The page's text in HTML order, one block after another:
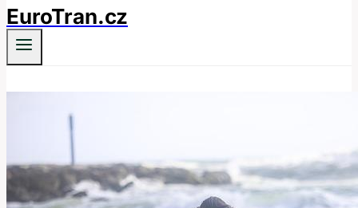
EuroTran.cz